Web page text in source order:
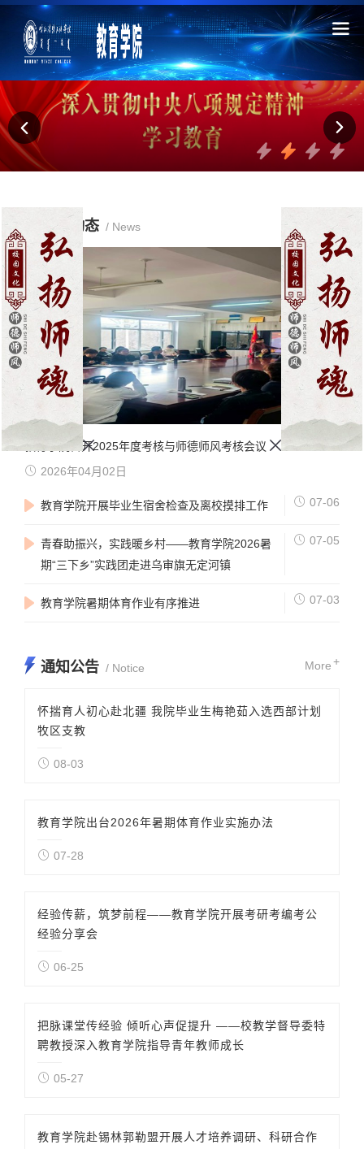
新闻动态 / News
教育学院召开2025年度考核与师德师风考核会议
2026年04月02日
07-06
教育学院开展毕业生宿舍检查及离校摸排工作
07-05
青春助振兴，实践暖乡村——教育学院2026暑
期“三下乡”实践团走进乌审旗无定河镇
07-03
教育学院暑期体育作业有序推进
More+
通知公告 / Notice
怀揣育人初心赴北疆 我院毕业生梅艳茹入选西部计划
牧区支教
08-03
教育学院出台2026年暑期体育作业实施办法
07-28
经验传薪，筑梦前程——教育学院开展考研考编考公
经验分享会
06-25
把脉课堂传经验 倾听心声促提升 ——校教学督导委特
聘教授深入教育学院指导青年教师成长
05-27
教育学院赴锡林郭勒盟开展人才培养调研、科研合作